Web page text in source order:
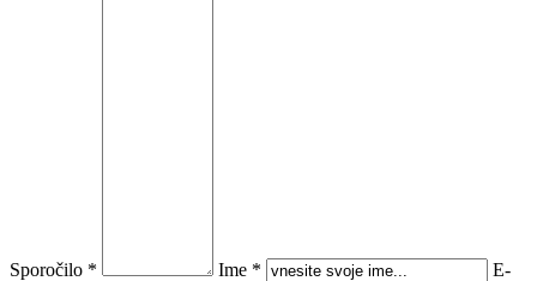
Sporočilo * Ime *
E-